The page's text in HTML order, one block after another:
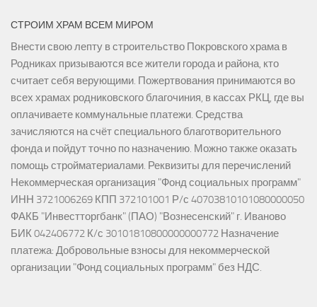
СТРОИМ ХРАМ ВСЕМ МИРОМ
Внести свою лепту в строительство Покровского храма в
Родниках призываются все жители города и района, кто
считает себя верующими. Пожертвования принимаются во
всех храмах родниковского благочиния, в кассах РКЦ, где вы
оплачиваете коммунальные платежи. Средства
зачисляются на счёт специального благотворительного
фонда и пойдут точно по назначению. Можно также оказать
помощь стройматериалами. Реквизиты для перечислений
Некоммерческая организация "Фонд социальных программ"
ИНН 3721006269 КПП 372101001 Р/с 40703810101080000050
ФАКБ "Инвестторгбанк" (ПАО) "Вознесенский" г. Иваново
БИК 042406772 К/с 30101810800000000772 Назначение
платежа: Добровольные взносы для некоммерческой
организации "Фонд социальных программ" без НДС.